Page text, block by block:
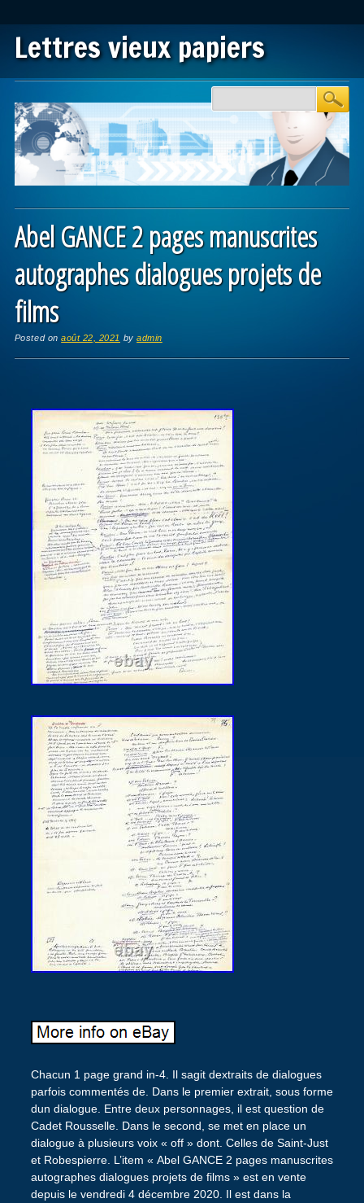
Lettres vieux papiers
Main menu
Abel GANCE 2 pages manuscrites
autographes dialogues projets de
films
Posted onaoût 22, 2021 byadmin
Chacun 1 page grand in-4. Il sagit dextraits de dialogues
parfois commentés de. Dans le premier extrait, sous forme
dun dialogue. Entre deux personnages, il est question de
Cadet Rousselle. Dans le second, se met en place un
dialogue à plusieurs voix « off » dont. Celles de Saint-Just
et Robespierre. L’item « Abel GANCE 2 pages manuscrites
autographes dialogues projets de films » est en vente
depuis le vendredi 4 décembre 2020. Il est dans la